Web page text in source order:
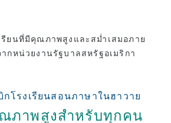
กโรงเรียนสอนภาษาในฮาวาย
ภาพสูงสำหรับทุกคน